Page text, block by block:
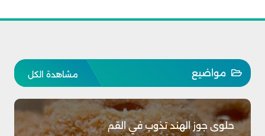
مشاهدة الكل مواضيع
حلوى جوز الهند تذوب في القم